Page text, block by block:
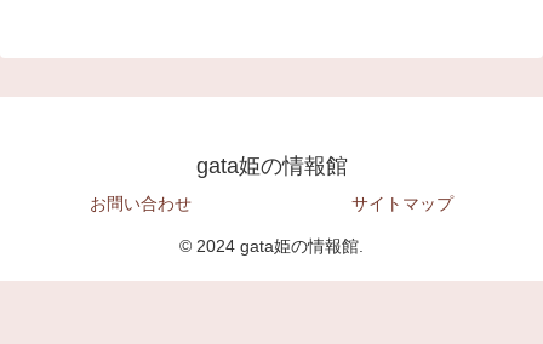
gata姫の情報館
お問い合わせ サイトマップ
© 2024 gata姫の情報館.